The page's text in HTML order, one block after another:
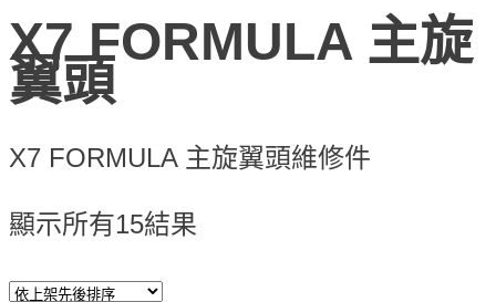
X7 FORMULA 主旋
翼頭
X7 FORMULA 主旋翼頭維修件
顯示所有15結果